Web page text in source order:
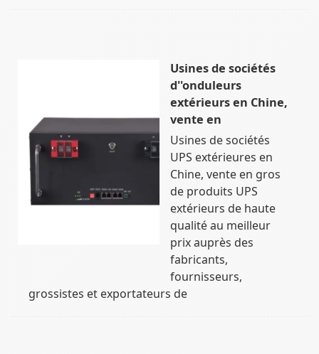
Usines de sociétés
d''onduleurs
extérieurs en Chine,
vente en
Usines de sociétés
UPS extérieures en
Chine, vente en gros
de produits UPS
extérieurs de haute
qualité au meilleur
prix auprès des
fabricants,
fournisseurs,
grossistes et exportateurs de